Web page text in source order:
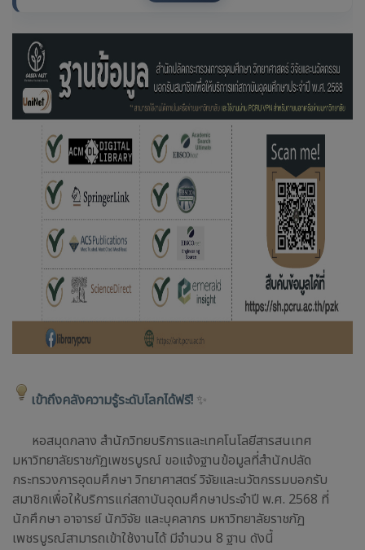
เข้าถึงคลังความรู้ระดับโลกได้ฟรี! ✨
หอสมุดกลาง สำนักวิทยบริการและเทคโนโลยีสารสนเทศ
มหาวิทยาลัยราชภัฏเพชรบูรณ์ ขอแจ้งฐานข้อมูลที่สำนักปลัด
กระทรวงการอุดมศึกษา วิทยาศาสตร์ วิจัยและนวัตกรรมบอกรับ
สมาชิกเพื่อให้บริการแก่สถาบันอุดมศึกษาประจำปี พ.ศ. 2568 ที่
นักศึกษา อาจารย์ นักวิจัย และบุคลากร มหาวิทยาลัยราชภัฏ
เพชรบูรณ์สามารถเข้าใช้งานได้ มีจำนวน 8 ฐาน ดังนี้